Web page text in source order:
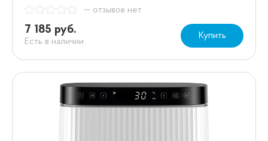
— отзывов нет
7 185 руб.
Есть в наличии
Купить